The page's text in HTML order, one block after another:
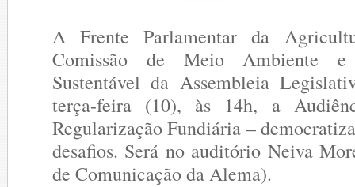
A Frente Parlamentar da
Comissão de Meio Ambiente e
Sustentável da Assembleia
terça-feira (10), às 14h, a
Regularização Fundiária –
desafios. Será no auditório Neiva
de Comunicação da Alema).